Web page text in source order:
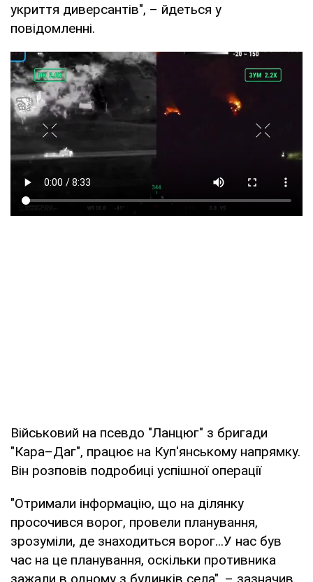
укриття диверсантів", – йдеться у
повідомленні.
Військовий на псевдо "Ланцюг" з бригади
"Кара–Даг", працює на Куп'янському напрямку.
Він розповів подробиці успішної операції
"Отримали інформацію, що на ділянку
просочився ворог, провели планування,
зрозуміли, де знаходиться ворог...У нас був
час на це планування, оскільки противника
зажали в одному з будинків села", – зазначив